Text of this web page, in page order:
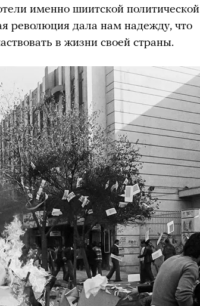
именно шиитской политической
революция дала нам надежду, что
в жизни своей страны.